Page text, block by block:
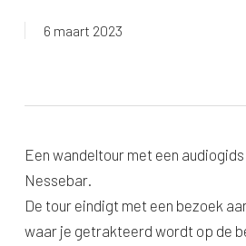
6 maart 2023
Een wandeltour met een audiogids
Nessebar.
De tour eindigt met een bezoek
waar je getrakteerd wordt op de